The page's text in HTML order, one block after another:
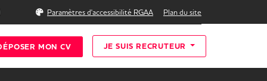
Paramètres d'accessibilité RGAA Plan du site
MON CV JE SUIS RECRUTEUR